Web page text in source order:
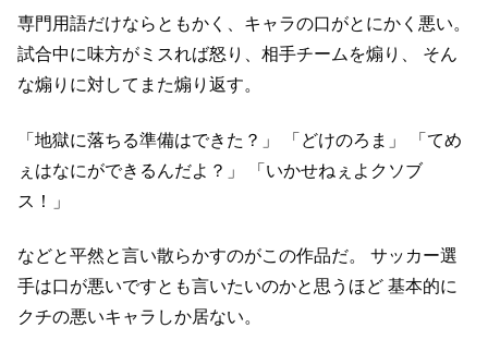
専門用語だけならともかく、キャラの口がとにかく悪い。
試合中に味方がミスれば怒り、相手チームを煽り、
そん
な煽りに対してまた煽り返す。
「地獄に落ちる準備はできた？」 「どけのろま」
「てめ
ぇはなにができるんだよ？」
「いかせねぇよクソブ
ス！」
などと平然と言い散らかすのがこの作品だ。
サッカー選
手は口が悪いですとも言いたいのかと思うほど 基本的に
クチの悪いキャラしか居ない。